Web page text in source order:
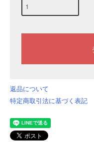
返品について
特定商取引法に基づく表記